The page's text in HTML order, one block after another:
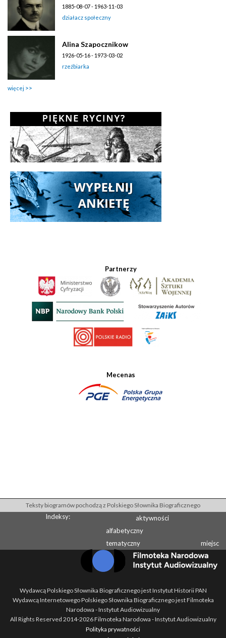
1885-08-07 - 1963-11-03
działacz społeczny
Alina Szapocznikow
1926-05-16 - 1973-03-02
rzeźbiarka
więcej
Partnerzy
Mecenas
Teksty biogramów pochodzą z Polskiego Słownika Biograficznego
Indeksy:
aktywności
alfabetyczny
tematyczny
miejsc
Wydawcą Polskiego Słownika Biograficznego jest Instytut Historii PAN
Wydawcą Internetowego Polskiego Słownika Biograficznego jest Filmoteka
Narodowa - Instytut Audiowizualny
All Rights Reserved 2014-2026Filmoteka Narodowa - Instytut Audiowizualny
Polityka prywatności